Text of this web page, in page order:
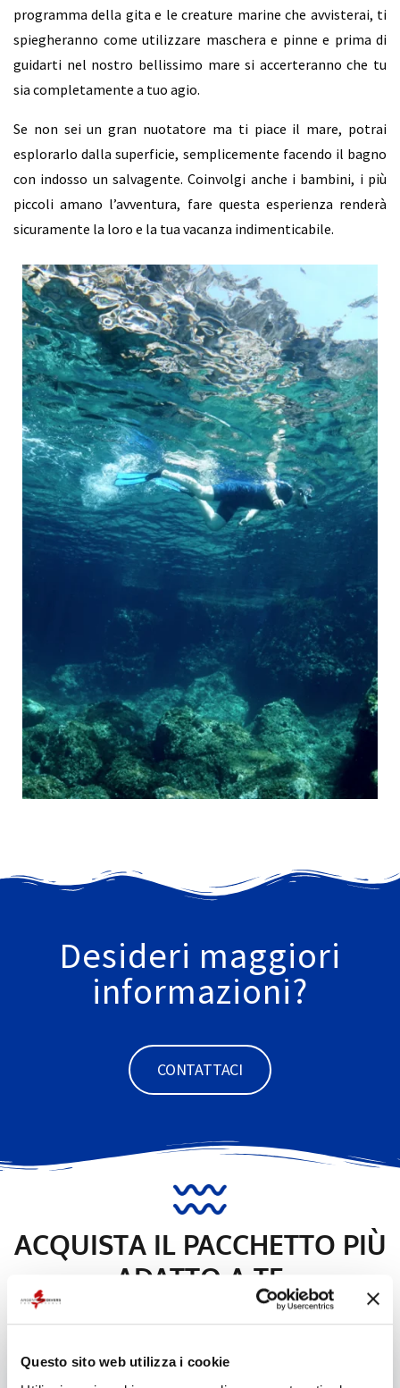
Questo sito web utilizza i cookie
programma della gita e le creature marine che avvisterai, ti
spiegheranno come utilizzare maschera e pinne e prima di
guidarti nel nostro bellissimo mare si accerteranno che tu
sia completamente a tuo agio.
Se non sei un gran nuotatore ma ti piace il mare, potrai
esplorarlo dalla superficie, semplicemente facendo il bagno
con indosso un salvagente. Coinvolgi anche i bambini, i più
piccoli amano l’avventura, fare questa esperienza renderà
sicuramente la loro e la tua vacanza indimenticabile.
Desideri maggiori
informazioni?
CONTATTACI
ACQUISTA IL PACCHETTO PIÙ
ADATTO A TE